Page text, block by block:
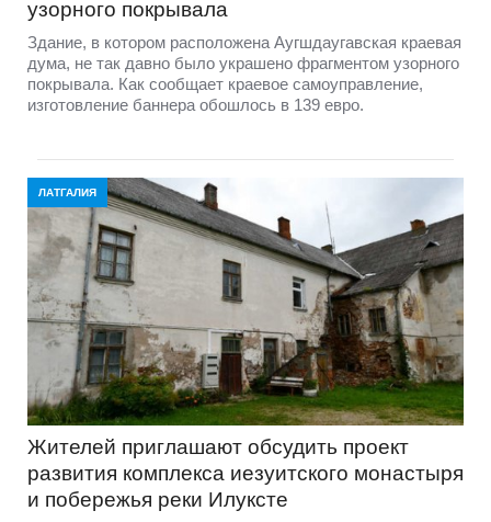
узорного покрывала
Здание, в котором расположена Аугшдаугавская краевая
дума, не так давно было украшено фрагментом узорного
покрывала. Как сообщает краевое самоуправление,
изготовление баннера обошлось в 139 евро.
ЛАТГАЛИЯ
Жителей приглашают обсудить проект
развития комплекса иезуитского монастыря
и побережья реки Илуксте